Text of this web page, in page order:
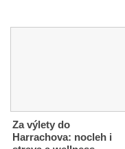
Za výlety do
Harrachova: nocleh i